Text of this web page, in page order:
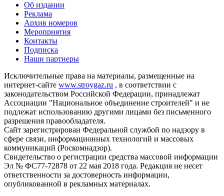
Об издании
Реклама
Архив номеров
Мероприятия
Контакты
Подписка
Наши партнеры
Исключительные права на материалы, размещенные на
интернет-сайте www.stroygaz.ru , в соответствии с
законодательством Российской Федерации, принадлежат
Ассоциации "Национальное объединение строителей" и не
подлежат использованию другими лицами без письменного
разрешения правообладателя.
Сайт зарегистрирован Федеральной службой по надзору в
сфере связи, информационных технологий и массовых
коммуникаций (Роскомнадзор).
Свидетельство о регистрации средства массовой информации
Эл № ФС77-72878 от 22 мая 2018 года. Редакция не несет
ответственности за достоверность информации,
опубликованной в рекламных материалах.